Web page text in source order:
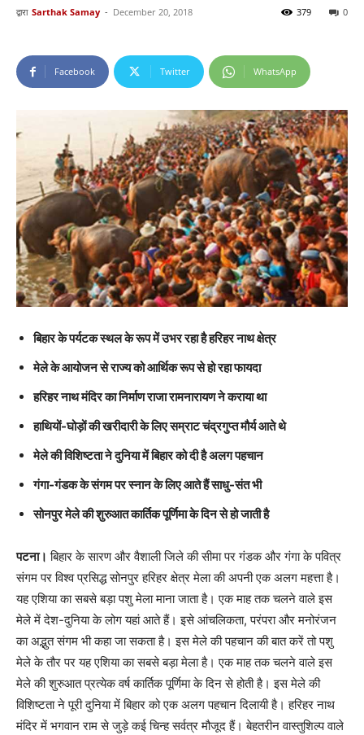
द्वारा Sarthak Samay - December 20, 2018 0
379
Facebook Twitter WhatsApp
बिहार के पर्यटक स्थल के रूप में उभर रहा है हरिहर नाथ क्षेत्र
मेले के आयोजन से राज्य को आर्थिक रूप से हो रहा फायदा
हरिहर नाथ मंदिर का निर्माण राजा रामनारायण ने कराया था
हाथियों-घोड़ों की खरीदारी के लिए सम्राट चंद्रगुप्त मौर्य आते थे
मेले की विशिष्टता ने दुनिया में बिहार को दी है अलग पहचान
गंगा-गंडक के संगम पर स्नान के लिए आते हैं साधु-संत भी
सोनपुर मेले की शुरुआत कार्तिक पूर्णिमा के दिन से हो जाती है
पटना। बिहार के सारण और वैशाली जिले की सीमा पर गंडक और गंगा के पवित्र
संगम पर विश्व प्रसिद्ध सोनपुर हरिहर क्षेत्र मेला की अपनी एक अलग महत्ता है।
यह एशिया का सबसे बड़ा पशु मेला माना जाता है। एक माह तक चलने वाले इस
मेले में देश-दुनिया के लोग यहां आते हैं। इसे आंचलिकता, परंपरा और मनोरंजन
का अद्भुत संगम भी कहा जा सकता है। इस मेले की पहचान की बात करें तो पशु
मेले के तौर पर यह एशिया का सबसे बड़ा मेला है। एक माह तक चलने वाले इस
मेले की शुरुआत प्रत्येक वर्ष कार्तिक पूर्णिमा के दिन से होती है। इस मेले की
विशिष्टता ने पूरी दुनिया में बिहार को एक अलग पहचान दिलायी है। हरिहर नाथ
मंदिर में भगवान राम से जुड़े कई चिन्ह सर्वत्र मौजूद हैं। बेहतरीन वास्तुशिल्प वाले